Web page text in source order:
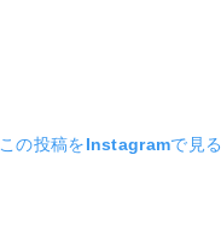
この投稿をInstagramで見る